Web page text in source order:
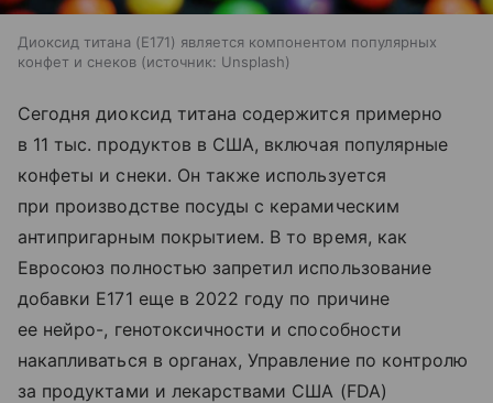
Диоксид титана (E171) является компонентом популярных
конфет и снеков
источник: Unsplash
Сегодня диоксид титана содержится примерно
в 11 тыс. продуктов в США, включая популярные
конфеты и снеки. Он также используется
при производстве посуды с керамическим
антипригарным покрытием. В то время, как
Евросоюз полностью запретил использование
добавки E171 еще в 2022 году по причине
ее нейро-, генотоксичности и способности
накапливаться в органах, Управление по контролю
за продуктами и лекарствами США (FDA)